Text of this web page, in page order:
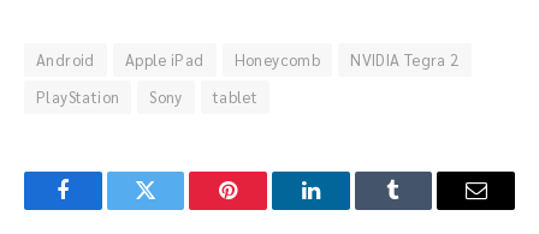
Android Apple iPad Honeycomb
NVIDIA Tegra 2
PlayStation
Sony tablet
FacebookTwitter Pinterest LinkedInTumblr Email